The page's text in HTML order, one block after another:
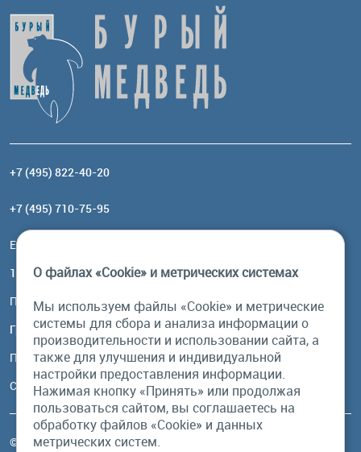
+7 (495) 822-40-20
+7 (495) 710-75-95
Email:
117485, Москва, ул. Профсоюзная, 84/32, корп 1
Посмотреть на карте
График работы
Пн-Пт: с 10:00 до 18:00
Сб, Вс: выходной
© Бурый Медведь MMXXVI. Все права защищены.
О файлах «Cookie» и метрических системах
Мы используем файлы «Cookie» и метрические
системы для сбора и анализа информации о
производительности и использовании сайта, а
также для улучшения и индивидуальной
настройки предоставления информации.
Нажимая кнопку «Принять» или продолжая
пользоваться сайтом, вы соглашаетесь на
обработку файлов «Cookie» и данных
метрических систем.